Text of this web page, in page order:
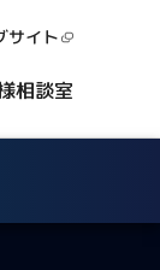
サイト
相談室